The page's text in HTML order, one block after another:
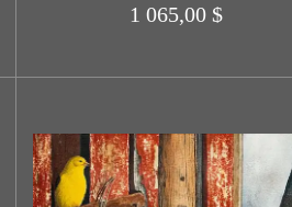
1 065,00 $